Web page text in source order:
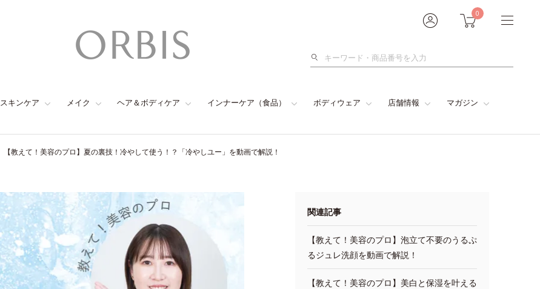
0
検
スキンケア メイク ヘア＆ボディケア インナーケア（食品） ボディウェア 店舗情報 マガジン
【教えて！美容のプロ】夏の裏技！冷やして使う！？「冷やしユー」を動画で解説！
関連記事
【教えて！美容のプロ】泡立て不要のうるぷ
るジュレ洗顔を動画で解説！
【教えて！美容のプロ】美白と保湿を叶える